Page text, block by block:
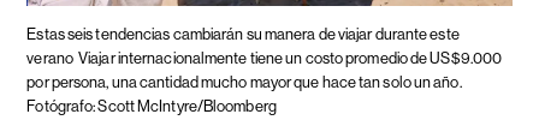
Estas seis tendencias cambiarán su manera de viajar durante este
verano Viajar internacionalmente tiene un costo promedio de US$9.000
por persona, una cantidad mucho mayor que hace tan solo un año.
Fotógrafo: Scott McIntyre/Bloomberg